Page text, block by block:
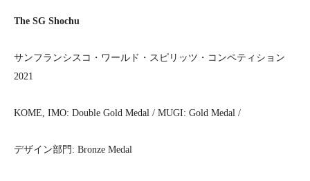
The SG Shochu
サンフランシスコ・ワールド・スピリッツ・コンペティション
2021
KOME, IMO: Double Gold Medal / MUGI: Gold Medal /
デザイン部門 : Bronze Medal